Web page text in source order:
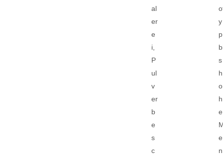
al
er
e
i,
P
ul
v
er
b
e
s
c
y
p
s
h
o
h
e
e
n